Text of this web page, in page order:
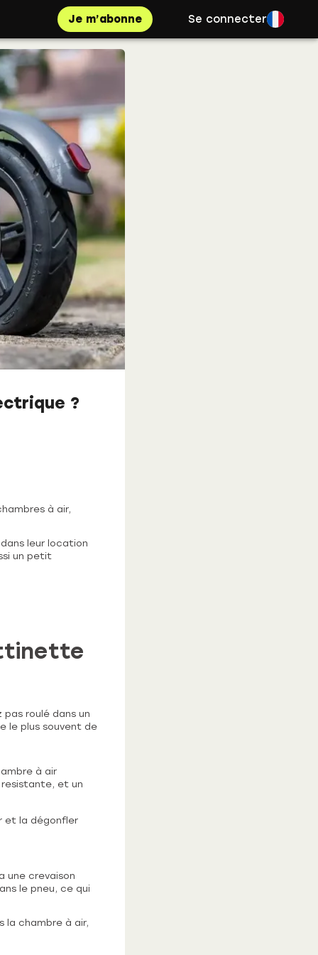
Je m’abonne Se connecter
?
à air,
leur location
un petit
roulé dans un
le plus souvent de
à air
resistante, et un
et la dégonfler
une crevaison
le pneu, ce qui
la chambre à air,